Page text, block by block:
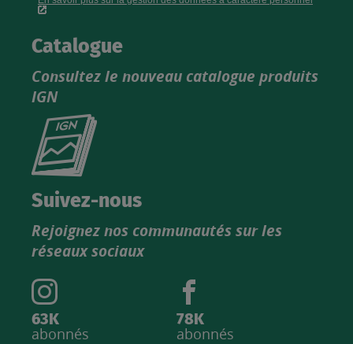
Catalogue
Consultez le nouveau catalogue produits
IGN
Consultez
catalogue
IGN
Suivez-nous
Rejoignez nos communautés sur les
réseaux sociaux
63K
abonnés
78K
abonnés